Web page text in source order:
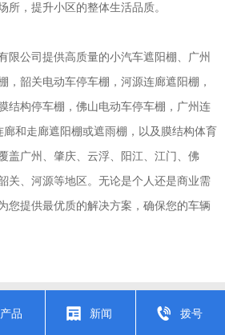
所，提升小区的整体生活品质。
限公司 提供高质量的小汽车遮阳棚、广州
，韶关电动车停车棚，河源连廊遮阳棚，
结构停车棚，佛山电动车停车棚，广州连
和走廊遮阳棚或遮雨棚，以及膜结构体育
盖广州、肇庆、云浮、阳江、江门、佛
关、河源等地区。无论是个人还是商业需
您提供最优质的解决方案，确保您的车辆
产品 新闻 拨号